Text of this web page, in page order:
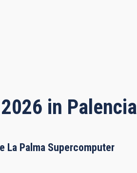
in Palencia
La Palma Supercomputer